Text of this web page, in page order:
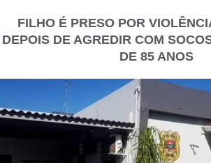
FILHO É PRESO POR
DEPOIS DE AGREDIR COM
DE 85 ANOS